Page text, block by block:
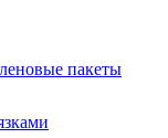
пакеты